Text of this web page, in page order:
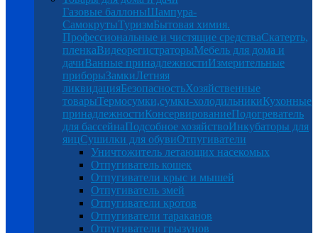
Газовые баллоныШампура-
СамокрутыТуризмБытовая химия.
Профессиональные и чистящие средстваСкатерть,
пленкаВидеорегистраторыМебель для дома и
дачиВанные принадлежностиИзмерительные
приборыЗамкиЛетняя
ликвидацияБезопасностьХозяйственные
товарыТермосумки,сумки-холодильникиКухонные
принадлежностиКонсервированиеПодогреватель
для бассейнаПодсобное хозяйствоИнкубаторы для
яицСушилки для обувиОтпугиватели
Уничтожитель летающих насекомых
Отпугиватель кошек
Отпугиватели крыс и мышей
Отпугиватель змей
Отпугиватели кротов
Отпугиватели тараканов
Отпугиватели грызунов